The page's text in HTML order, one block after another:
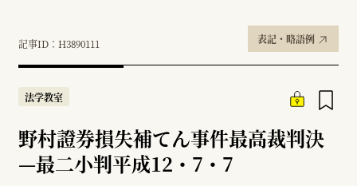
記事ID：H3890111 表記・略語例
法学教室
野村證券損失補てん事件最高裁判決
—最二小判平成12・7・7